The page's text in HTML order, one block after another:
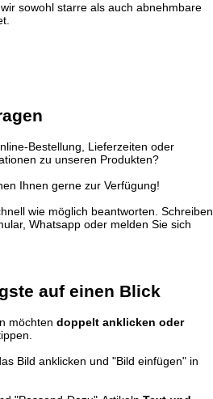
sowohl starre als auch abnehmbare
Bestellung, Lieferzeiten oder
zu unseren Produkten?
Ihnen gerne zur Verfügung!
wie möglich beantworten. Schreiben
Whatsapp oder melden Sie sich
auf einen Blick
möchten doppelt anklicken oder
Bild anklicken und "Bild einfügen" in